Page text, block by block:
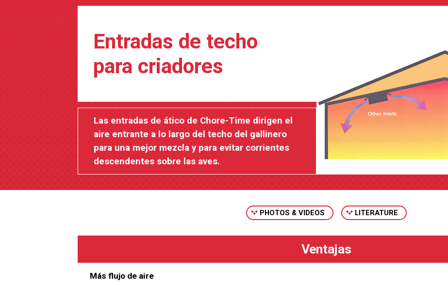
Entradas de techo
para criadores
Las entradas de ático de Chore-Time dirigen el
aire entrante a lo largo del techo del gallinero
para una mejor mezcla y para evitar corrientes
descendentes sobre las aves.
PHOTOS & VIDEOS LITERATURE
Más flujo de aire